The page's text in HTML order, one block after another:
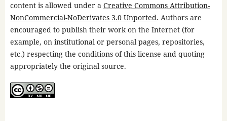
content is allowed under a Creative Commons Attribution-
NonCommercial-NoDerivates 3.0 Unported. Authors are
encouraged to publish their work on the Internet (for
example, on institutional or personal pages, repositories,
etc.) respecting the conditions of this license and quoting
appropriately the original source.